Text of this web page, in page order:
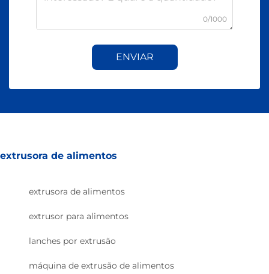
0/1000
ENVIAR
extrusora de alimentos
extrusora de alimentos
extrusor para alimentos
lanches por extrusão
máquina de extrusão de alimentos